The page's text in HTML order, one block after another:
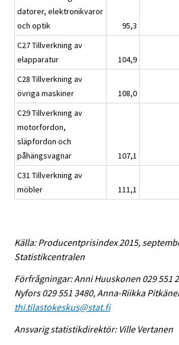
datorer, elektronikvaror
och optik
95,3
C27 Tillverkning av
elapparatur
104,9
C28 Tillverkning av
övriga maskiner
108,0
C29 Tillverkning av
motorfordon,
släpfordon och
påhängsvagnar
107,1
C31 Tillverkning av
möbler
111,1
Källa: Producentprisindex 2015,
Statistikcentralen
Förfrågningar: Anni Huuskonen 029 551
Nyfors 029 551 3480, Anna-Riikka
thi.tilastokeskus@stat.fi
Ansvarig statistikdirektör: Ville Vertanen